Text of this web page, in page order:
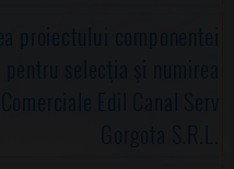
proiectului componentei
selecţia şi numirea
Edil Canal Serv
Gorgota S.R.L.